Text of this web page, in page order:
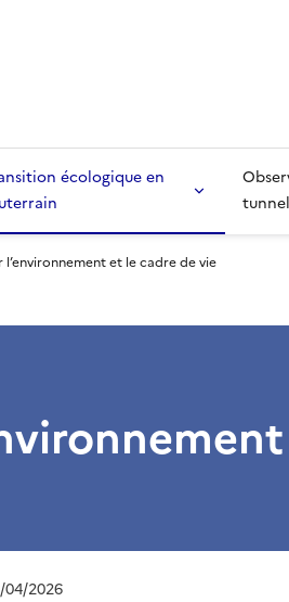
écologique en
l’environnement et le cadre de vie
2026